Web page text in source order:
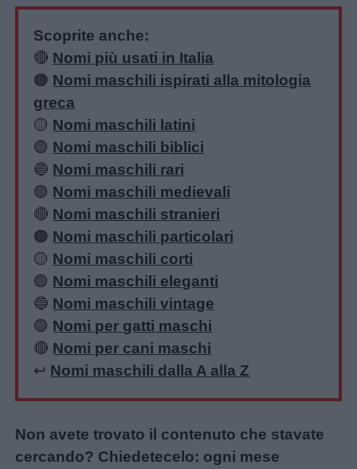
Scoprite anche:
🔴 Nomi più usati in Italia
🟠 Nomi maschili ispirati alla mitologia
greca
🟡 Nomi maschili latini
🟢 Nomi maschili biblici
🔵 Nomi maschili rari
🟣 Nomi maschili medievali
🔴 Nomi maschili stranieri
🟠 Nomi maschili particolari
🟡 Nomi maschili corti
🟢 Nomi maschili eleganti
🔵 Nomi maschili vintage
🟣 Nomi per gatti maschi
🔴 Nomi per cani maschi
↩️ Nomi maschili dalla A alla Z
Non avete trovato il contenuto che stavate
cercando? Chiedetecelo: ogni mese